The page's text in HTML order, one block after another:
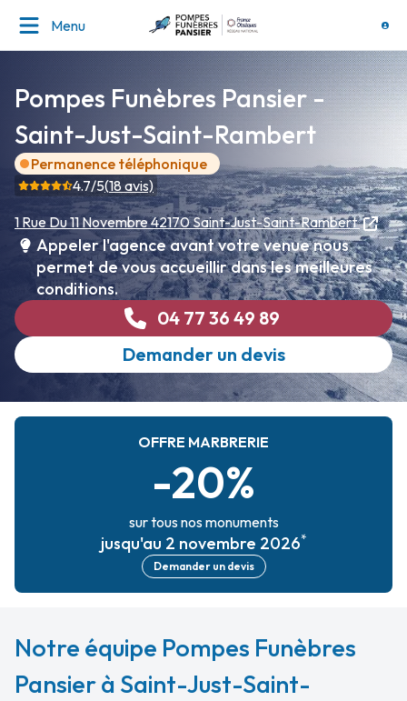
Menu
Pompes Funèbres Pansier -
Saint-Just-Saint-Rambert
Permanence téléphonique
4.7/5(18avis)
1 Rue Du 11 Novembre42170 Saint-Just-Saint-Rambert
04 77 36 49 89
Demander un devis
Appeler l'agence avant votre venue nous
permet de vous accueillir dans les meilleures
conditions.
OFFRE MARBRERIE
-20%
sur tous nos monuments
jusqu'au 2 novembre 2026*
Demander un devis
Notre équipe Pompes Funèbres
Pansier à Saint-Just-Saint-